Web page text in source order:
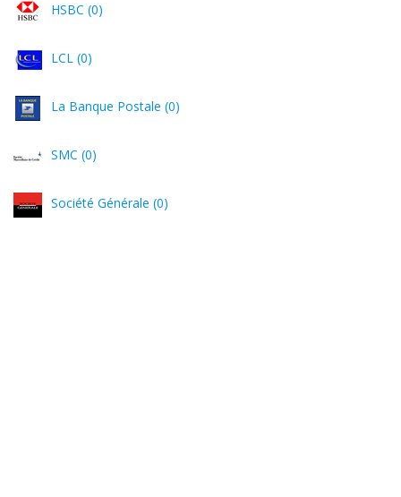
HSBC (0)
LCL (0)
La Banque Postale (0)
SMC (0)
Société Générale (0)